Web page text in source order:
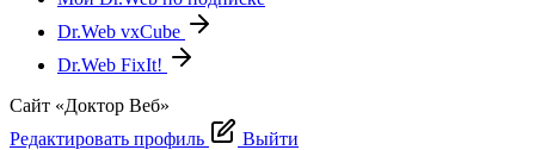
Dr.Web vxCube
Dr.Web FixIt!
Сайт «Доктор Веб»
Редактировать профиль
Выйти